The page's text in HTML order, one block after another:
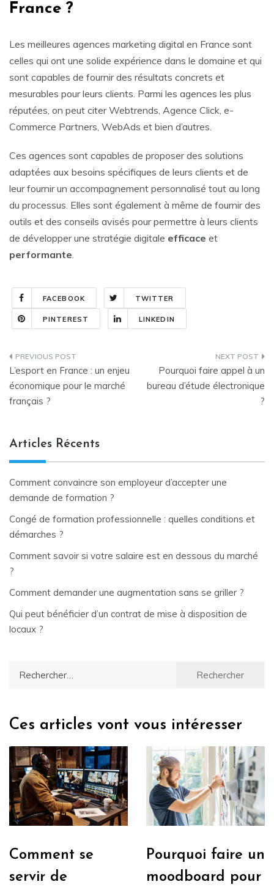
France ?
Les meilleures agences marketing digital en France sont
celles qui ont une solide expérience dans le domaine et qui
sont capables de fournir des résultats concrets et
mesurables pour leurs clients. Parmi les agences les plus
réputées, on peut citer Webtrends, Agence Click, e-
Commerce Partners, WebAds et bien d’autres.
Ces agences sont capables de proposer des solutions
adaptées aux besoins spécifiques de leurs clients et de
leur fournir un accompagnement personnalisé tout au long
du processus. Elles sont également à même de fournir des
outils et des conseils avisés pour permettre à leurs clients
de développer une stratégie digitale efficace et
performante.
FACEBOOK TWITTER
PINTEREST LINKEDIN
Navigation
de
l’article
L’esport en France : un enjeu
économique pour le marché
français ?
Pourquoi faire appel à un
bureau d’étude électronique
?
Articles Récents
Comment convaincre son employeur d’accepter une
demande de formation ?
Congé de formation professionnelle : quelles conditions et
démarches ?
Comment savoir si votre salaire est en dessous du marché
?
Comment demander une augmentation sans se griller ?
Qui peut bénéficier d’un contrat de mise à disposition de
locaux ?
Ces articles vont vous intéresser
Comment se
servir de
Pourquoi faire un
moodboard pour